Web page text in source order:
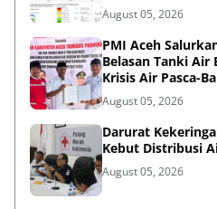
August 05, 2026
PMI Aceh
Belasan Tanki
Krisis Air Pasca-
August 05, 2026
Darurat
Kebut Distribusi
August 05, 2026